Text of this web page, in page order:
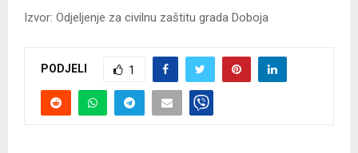
Izvor: Odjeljenje za civilnu zaštitu grada Doboja
PODJELI 1